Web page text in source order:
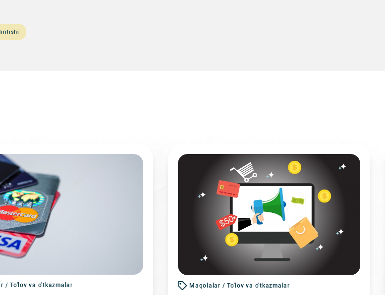
/ To'lov va o'tkazmalar Maqolalar / To'lov va o'tkazmalar